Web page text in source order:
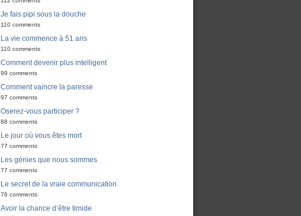
Je fais pipi sous la douche
110 comments
La vie commence à 51 ans
110 comments
Comment devenir plus intelligent
99 comments
Comment vaincre la paresse
97 comments
Oserez-vous participer ?
88 comments
Le jour où vous êtes mort
77 comments
Les génies que nous sommes
77 comments
Le secret de la vraie communication
76 comments
Avoir la chance d’être timide